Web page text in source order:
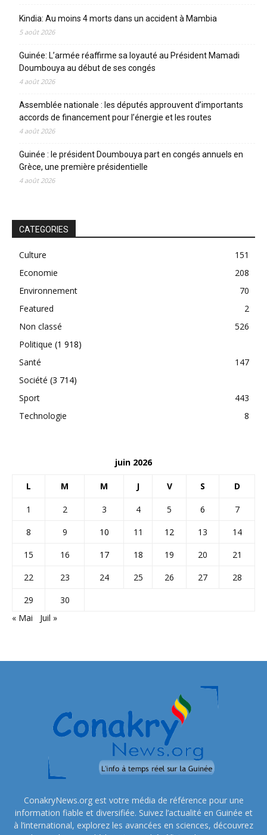
Kindia: Au moins 4 morts dans un accident à Mambia
5 août 2026
Guinée: L’armée réaffirme sa loyauté au Président Mamadi
Doumbouya au début de ses congés
4 août 2026
Assemblée nationale : les députés approuvent d’importants
accords de financement pour l’énergie et les routes
4 août 2026
Guinée : le président Doumbouya part en congés annuels en
Grèce, une première présidentielle
4 août 2026
CATEGORIES
Culture
151
Economie
208
Environnement
70
Featured
2
Non classé
526
Politique (1 918)
Santé
147
Société (3 714)
Sport
443
Technologie
8
juin 2026
L M M J V S D
1 2 3 4 5 6
7
8
9 10 11 12 13
14
15
16 17 18 19 20
21
22
23 24 25 26 27
28
29
30
« Mai
Juil »
ConakryNews.org est votre média de référence pour une
information fiable et diversifiée. Suivez l’actualité en Guinée et
à l’international, explorez les avancées en sciences, découvrez